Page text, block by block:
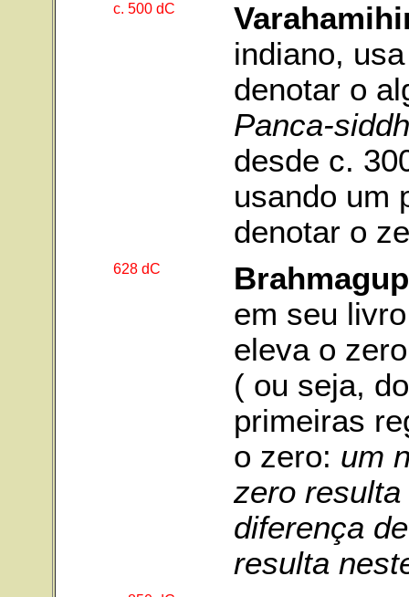
c. 500 dC
indiano,
denotar o
Panca-
desde c.
usando um
denotar o
628 dC
em seu
eleva o
( ou seja,
primeiras
o zero: um
zero
diferença
resulta